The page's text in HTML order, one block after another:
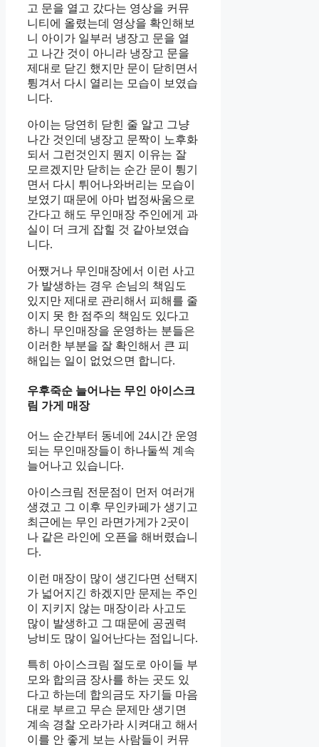
고 문을 열고 갔다는 영상을 커뮤
니티에 올렸는데 영상을 확인해보
니 아이가 일부러 냉장고 문을 열
고 나간 것이 아니라 냉장고 문을
제대로 닫긴 했지만 문이 닫히면서
튕겨서 다시 열리는 모습이 보였습
니다.
아이는 당연히 닫힌 줄 알고 그냥
나간 것인데 냉장고 문짝이 노후화
되서 그런것인지 뭔지 이유는 잘
모르겠지만 닫히는 순간 문이 튕기
면서 다시 튀어나와버리는 모습이
보였기 때문에 아마 법정싸움으로
간다고 해도 무인매장 주인에게 과
실이 더 크게 잡힐 것 같아보였습
니다.
어쨌거나 무인매장에서 이런 사고
가 발생하는 경우 손님의 책임도
있지만 제대로 관리해서 피해를 줄
이지 못 한 점주의 책임도 있다고
하니 무인매장을 운영하는 분들은
이러한 부분을 잘 확인해서 큰 피
해입는 일이 없었으면 합니다.
우후죽순 늘어나는 무인 아이스크
림 가게 매장
어느 순간부터 동네에 24시간 운영
되는 무인매장들이 하나둘씩 계속
늘어나고 있습니다.
아이스크림 전문점이 먼저 여러개
생겼고 그 이후 무인카페가 생기고
최근에는 무인 라면가게가 2곳이
나 같은 라인에 오픈을 해버렸습니
다.
이런 매장이 많이 생긴다면 선택지
가 넓어지긴 하겠지만 문제는 주인
이 지키지 않는 매장이라 사고도
많이 발생하고 그 때문에 공권력
낭비도 많이 일어난다는 점입니다.
특히 아이스크림 절도로 아이들 부
모와 합의금 장사를 하는 곳도 있
다고 하는데 합의금도 자기들 마음
대로 부르고 무슨 문제만 생기면
계속 경찰 오라가라 시켜대고 해서
이를 안 좋게 보는 사람들이 커뮤